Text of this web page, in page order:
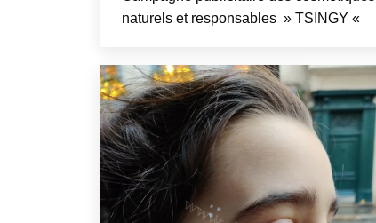
naturels et responsables » TSINGY «